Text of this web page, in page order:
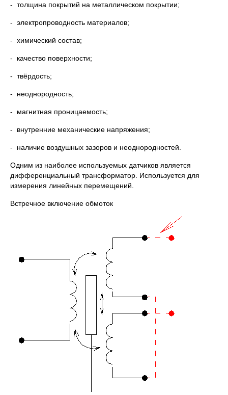
- толщина покрытий на металлическом покрытии;
- электропроводность материалов;
- химический состав;
- качество поверхности;
- твёрдость;
- неоднородность;
- магнитная проницаемость;
- внутренние механические напряжения;
- наличие воздушных зазоров и неоднородностей.
Одним из наиболее используемых датчиков является
дифференциальный трансформатор. Используется для
измерения линейных перемещений.
Встречное включение обмоток